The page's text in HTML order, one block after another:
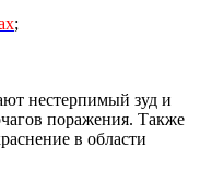
;
нестерпимый зуд и
поражения. Также
в области